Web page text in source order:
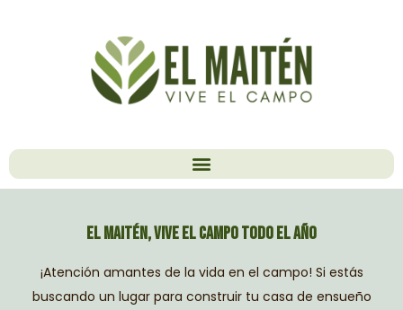
El Maitén, vive el campo todo el año
¡Atención amantes de la vida en el campo! Si estás
buscando un lugar para construir tu casa de ensueño